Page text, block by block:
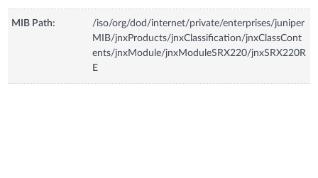
MIB Path:
/iso/org/dod/internet/private/enterprises/juniper
MIB/jnxProducts/jnxClassification/jnxClassCont
ents/jnxModule/jnxModuleSRX220/jnxSRX220R
E